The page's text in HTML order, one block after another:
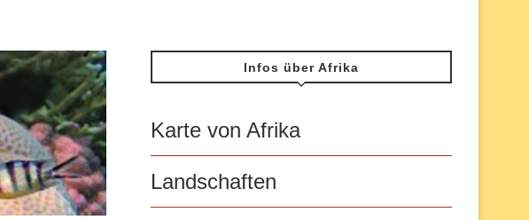
Infos über Afrika
Karte von Afrika
Landschaften